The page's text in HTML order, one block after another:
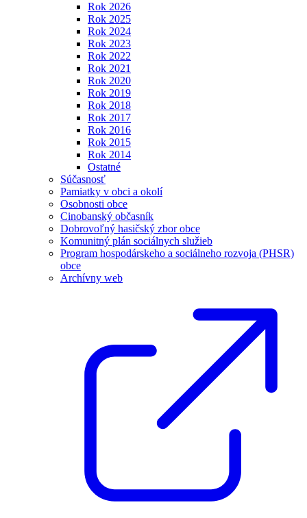
Rok 2026
Rok 2025
Rok 2024
Rok 2023
Rok 2022
Rok 2021
Rok 2020
Rok 2019
Rok 2018
Rok 2017
Rok 2016
Rok 2015
Rok 2014
Ostatné
Súčasnosť
Pamiatky v obci a okolí
Osobnosti obce
Cinobanský občasník
Dobrovoľný hasičský zbor obce
Komunitný plán sociálnych služieb
Program hospodárskeho a sociálneho rozvoja (PHSR)
obce
Archívny web